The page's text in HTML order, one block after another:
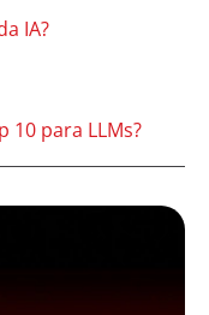
IA?
10 para LLMs?